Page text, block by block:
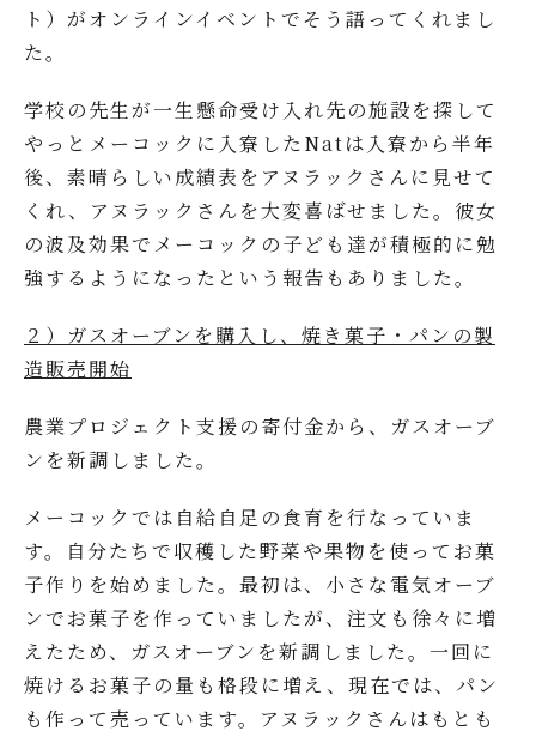
ト）がオンラインイベントでそう語ってくれまし
た。
学校の先生が一生懸命受け入れ先の施設を探して
やっとメーコックに入寮したNatは入寮から半年
後、素晴らしい成績表をアヌラックさんに見せて
くれ、アヌラックさんを大変喜ばせました。彼女
の波及効果でメーコックの子ども達が積極的に勉
強するようになったという報告もありました。
２）ガスオーブンを購入し、焼き菓子・パンの製
造販売開始
農業プロジェクト支援の寄付金から、ガスオーブ
ンを新調しました。
メーコックでは自給自足の食育を行なっていま
す。自分たちで収穫した野菜や果物を使ってお菓
子作りを始めました。最初は、小さな電気オーブ
ンでお菓子を作っていましたが、注文も徐々に増
えたため、ガスオーブンを新調しました。一回に
焼けるお菓子の量も格段に増え、現在では、パン
も作って売っています。アヌラックさんはもとも